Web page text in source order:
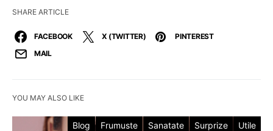
SHARE ARTICLE
FACEBOOK X (TWITTER)
PINTEREST
MAIL
YOU MAY ALSO LIKE
Blog Frumuste Sanatate Surprize Utile